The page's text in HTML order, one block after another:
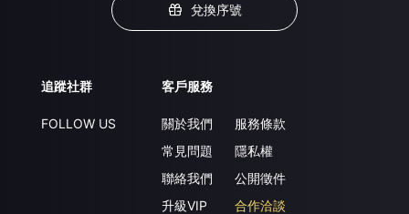
兌換序號
追蹤社群
FOLLOW US
客戶服務
關於我們
常見問題
聯絡我們
升級VIP
服務條款
隱私權
公開徵件
合作洽談